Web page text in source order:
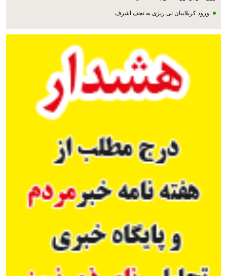
ورود کربلاییان نی ریزی به نجف اشرف